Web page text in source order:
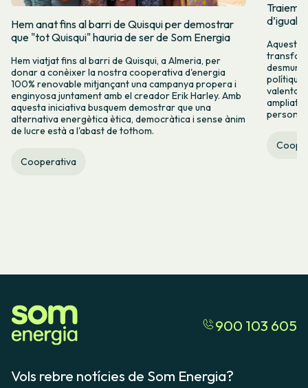
Hem anat fins al barri de Quisqui per demostrar
que "tot Quisqui" hauria de ser de Som Energia
Hem viatjat fins al barri de Quisqui, a Almeria, per
donar a conèixer la nostra cooperativa d'energia
100% renovable mitjançant una campanya propera i
enginyosa juntament amb el creador Erik Harley. Amb
aquesta iniciativa busquem demostrar que una
alternativa energètica ètica, democràtica i sense ànim
de lucre està a l'abast de tothom.
Cooperativa
Traiem
Aquest
valenta
900 103 605
Vols rebre notícies de Som Energia?